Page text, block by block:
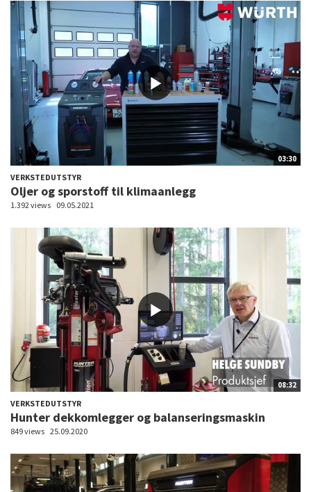
03:30
VERKSTEDUTSTYR
Oljer og sporstoff til klimaanlegg
1.392 views 09.05.2021
08:32
VERKSTEDUTSTYR
Hunter dekkomlegger og balanseringsmaskin
849 views 25.09.2020